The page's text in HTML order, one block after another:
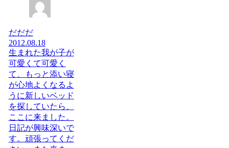
だだだ
2012.08.18
生まれた我が子が
可愛くて可愛く
て、もっと添い寝
が心地よくなるよ
うに新しいベッド
を探していたら、
ここに来ました。
日記が興味深いで
す。頑張ってくだ